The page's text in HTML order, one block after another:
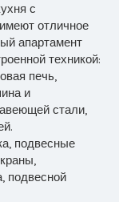
с
отличное
апартамент
техникой:
печь,
и
стали,
подвесные
подвесной